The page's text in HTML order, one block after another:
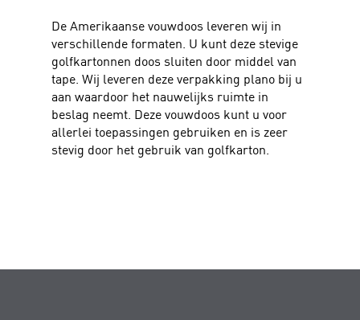
De Amerikaanse vouwdoos leveren wij in
verschillende formaten. U kunt deze stevige
golfkartonnen doos sluiten door middel van
tape. Wij leveren deze verpakking plano bij u
aan waardoor het nauwelijks ruimte in
beslag neemt. Deze vouwdoos kunt u voor
allerlei toepassingen gebruiken en is zeer
stevig door het gebruik van golfkarton.